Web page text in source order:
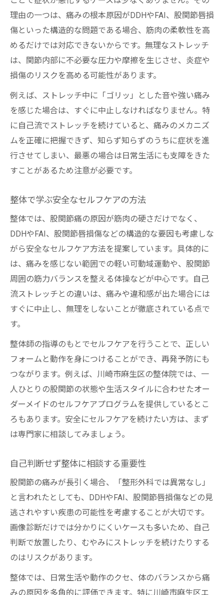
理由の一つは、痛みの根本原因がDDHやFAI、股関節唇損
傷といった構造的な問題である場合、筋肉の柔軟性を高
めるだけでは対応できないからです。無理なストレッチ
は、関節内部に不必要な圧力や摩擦を生じさせ、炎症や
損傷のリスクを高める可能性があります。
例えば、ストレッチ中に「ゴリッ」とした音や強い痛み
を感じた場合は、すぐに中止しなければなりません。特
に自己流でストレッチを続けていると、痛みのメカニズ
ムを正確に把握できず、知らず知らずのうちに症状を進
行させてしまい、最悪の場合は日常生活にも支障をきた
すことがあるため注意が必要です。
整体で学ぶ安全なセルフケアの方法
整体では、股関節痛の原因が筋肉の硬さだけでなく、
DDHやFAI、股関節唇損傷などの構造的な要因も考慮しな
がら安全なセルフケア方法を提案しています。具体的に
は、痛みを感じない範囲での軽い可動域運動や、股関節
周囲の筋力バランスを整える体操などが中心です。自己
流ストレッチとの違いは、痛みや違和感が出た場合には
すぐに中止し、無理をしないことが徹底されている点で
す。
整体師の指導のもとでセルフケアを行うことで、正しい
フォームと動作を身につけることができ、再発予防にも
つながります。例えば、川崎市麻生区の整体院では、一
人ひとりの股関節の状態や生活スタイルに合わせたオー
ダーメイドのセルフケアプログラムを提供しているとこ
ろもあります。安全にセルフケアを続けたい方は、まず
は専門家に相談してみましょう。
自己判断せず整体に相談する重要性
股関節の痛みが長引く場合、「整形外科では異常なし」
と言われたとしても、DDHやFAI、股関節唇損傷などの見
逃されやすい疾患の可能性を考慮することが大切です。
画像診断だけでは分かりにくいケースも多いため、自己
判断で放置したり、むやみにストレッチを続けたりする
のはリスクがあります。
整体では、日常生活や動作のクセ、体のバランスから痛
みの原因を多角的に評価できます。特に川崎市麻生区エ